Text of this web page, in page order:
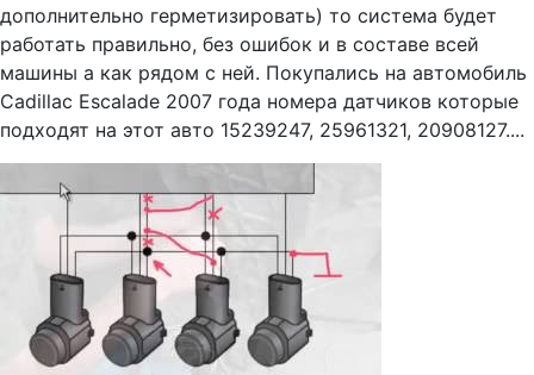
дополнительно герметизировать) то система будет
работать правильно, без ошибок и в составе всей
машины а как рядом с ней. Покупались на автомобиль
Cadillac Escalade 2007 года номера датчиков которые
подходят на этот авто 15239247, 25961321, 20908127....